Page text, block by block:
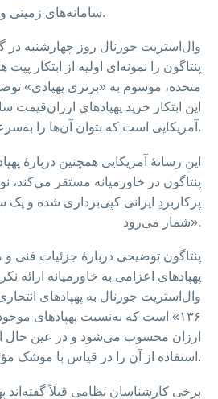
سامانه‌های زمینی و خودرویی به پرواز درآیند.
وال‌استریت جورنال روز چهارشنبه در
پنتاگون را نمونه‌ای اولیه از ابتکار
متحده، موسوم به «برتری پهپادی»
این ابتکار خرید پهپادهای
آمریکایی است که بتوان آن‌ها را به‌سرعت به میدان منتقل کرد.
این رسانهٔ آمریکایی همچنین دربارهٔ
پنتاگون در خاورمیانه مستقر
پرکاربردِ ایرانی کپی‌برداری شده و یک
شمار می‌رود».
پنتاگون توضیحی دربارهٔ جزئیات
پهپادهای اعزامی به خاورمیانه ارائه
وال‌استریت جورنال به پهپادهای
۱۳۶» است که به‌نسبت پهپادهای
ارزان محسوب می‌شود و در عین حال
استفاده از آن را در قیاس با موشک مؤثرتر و به‌صرفه‌تر است.